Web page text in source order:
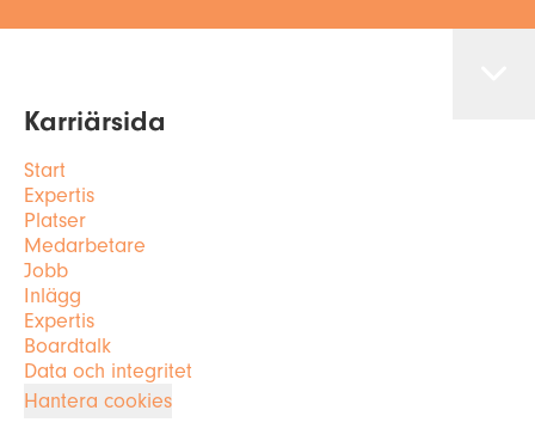
Karriärsida
Start
Expertis
Platser
Medarbetare
Jobb
Inlägg
Expertis
Boardtalk
Data och integritet
Hantera cookies